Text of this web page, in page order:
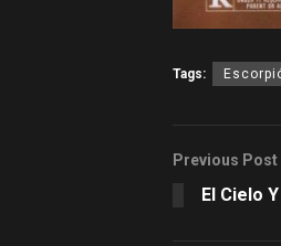
Tags:
Previous Post
El Cielo